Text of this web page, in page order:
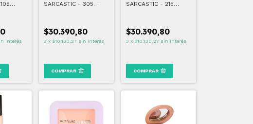
interés
SARCASTIC - 305
$30.390,80
3 x $10.130,27 sin interés
COMPRAR
SARCASTIC - 215
$30.390,80
3 x $10.130,27 sin interés
COMPRAR